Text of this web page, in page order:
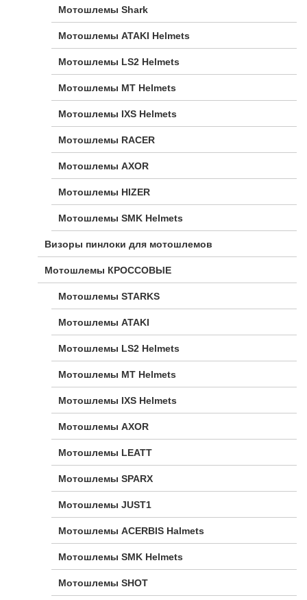
Мотошлемы Shark
Мотошлемы ATAKI Helmets
Мотошлемы LS2 Helmets
Мотошлемы MT Helmets
Мотошлемы IXS Helmets
Мотошлемы RACER
Мотошлемы AXOR
Мотошлемы HIZER
Мотошлемы SMK Helmets
Визоры пинлоки для мотошлемов
Мотошлемы КРОССОВЫЕ
Мотошлемы STARKS
Мотошлемы ATAKI
Мотошлемы LS2 Helmets
Мотошлемы MT Helmets
Мотошлемы IXS Helmets
Мотошлемы AXOR
Мотошлемы LEATT
Мотошлемы SPARX
Мотошлемы JUST1
Мотошлемы ACERBIS Halmets
Мотошлемы SMK Helmets
Мотошлемы SHOT